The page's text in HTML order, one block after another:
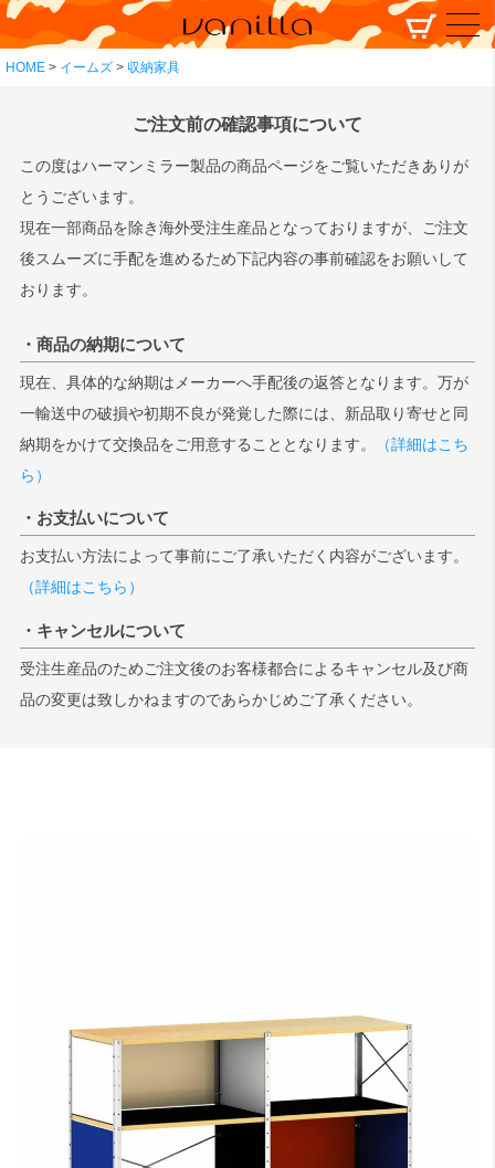
HOME イームズ 収納家具
検索
ご注文前の確認事項について
この度はハーマンミラー製品の商品ページをご覧いただきありが
とうございます。
現在一部商品を除き海外受注生産品となっておりますが、ご注文
後スムーズに手配を進めるため下記内容の事前確認をお願いして
おります。
・商品の納期について
現在、具体的な納期はメーカーへ手配後の返答となります。万が
一輸送中の破損や初期不良が発覚した際には、新品取り寄せと同
納期をかけて交換品をご用意することとなります。
（詳細はこち
ら）
・お支払いについて
お支払い方法によって事前にご了承いただく内容がございます。
（詳細はこちら）
・キャンセルについて
受注生産品のためご注文後のお客様都合によるキャンセル及び商
品の変更は致しかねますのであらかじめご了承ください。